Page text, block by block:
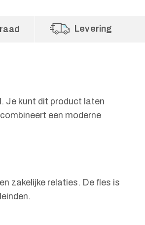
Levering
Je kunt dit product laten
een moderne
zakelijke relaties. De fles is